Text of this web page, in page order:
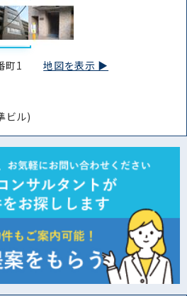
番町1地図を表示 ▶︎
ビル)